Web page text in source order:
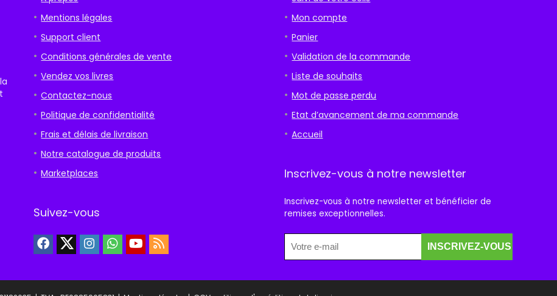
Mentions légales
Support client
Conditions générales de vente
Vendez vos livres
Contactez-nous
Politique de confidentialité
Frais et délais de livraison
Notre catalogue de produits
Marketplaces
Suivez-vous
Mon compte
Panier
Validation de la commande
Liste de souhaits
Mot de passe perdu
Etat d’avancement de ma commande
Accueil
Inscrivez-vous à notre newsletter
Inscrivez-vous à notre newsletter et bénéficier de
remises exceptionnelles.